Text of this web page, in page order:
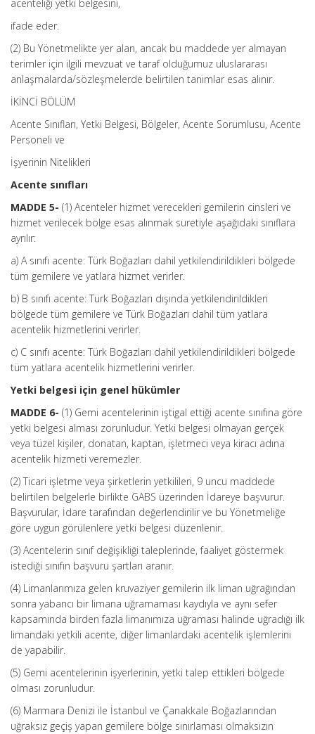
acenteliği yetki belgesini,
ifade eder.
(2) Bu Yönetmelikte yer alan, ancak bu maddede yer almayan
terimler için ilgili mevzuat ve taraf olduğumuz uluslararası
anlaşmalarda/sözleşmelerde belirtilen tanımlar esas alınır.
İKİNCİ BÖLÜM
Acente Sınıfları, Yetki Belgesi, Bölgeler, Acente Sorumlusu, Acente
Personeli ve
İşyerinin Nitelikleri
Acente sınıfları
MADDE 5- (1) Acenteler hizmet verecekleri gemilerin cinsleri ve
hizmet verilecek bölge esas alınmak suretiyle aşağıdaki sınıflara
ayrılır:
a) A sınıfı acente: Türk Boğazları dahil yetkilendirildikleri bölgede
tüm gemilere ve yatlara hizmet verirler.
b) B sınıfı acente: Türk Boğazları dışında yetkilendirildikleri
bölgede tüm gemilere ve Türk Boğazları dahil tüm yatlara
acentelik hizmetlerini verirler.
c) C sınıfı acente: Türk Boğazları dahil yetkilendirildikleri bölgede
tüm yatlara acentelik hizmetlerini verirler.
Yetki belgesi için genel hükümler
MADDE 6- (1) Gemi acentelerinin iştigal ettiği acente sınıfına göre
yetki belgesi alması zorunludur. Yetki belgesi olmayan gerçek
veya tüzel kişiler, donatan, kaptan, işletmeci veya kiracı adına
acentelik hizmeti veremezler.
(2) Ticari işletme veya şirketlerin yetkilileri, 9 uncu maddede
belirtilen belgelerle birlikte GABS üzerinden İdareye başvurur.
Başvurular, İdare tarafından değerlendirilir ve bu Yönetmeliğe
göre uygun görülenlere yetki belgesi düzenlenir.
(3) Acentelerin sınıf değişikliği taleplerinde, faaliyet göstermek
istediği sınıfın başvuru şartları aranır.
(4) Limanlarımıza gelen kruvaziyer gemilerin ilk liman uğrağından
sonra yabancı bir limana uğramaması kaydıyla ve aynı sefer
kapsamında birden fazla limanımıza uğraması halinde uğradığı ilk
limandaki yetkili acente, diğer limanlardaki acentelik işlemlerini
de yapabilir.
(5) Gemi acentelerinin işyerlerinin, yetki talep ettikleri bölgede
olması zorunludur.
(6) Marmara Denizi ile İstanbul ve Çanakkale Boğazlarından
uğraksız geçiş yapan gemilere bölge sınırlaması olmaksızın